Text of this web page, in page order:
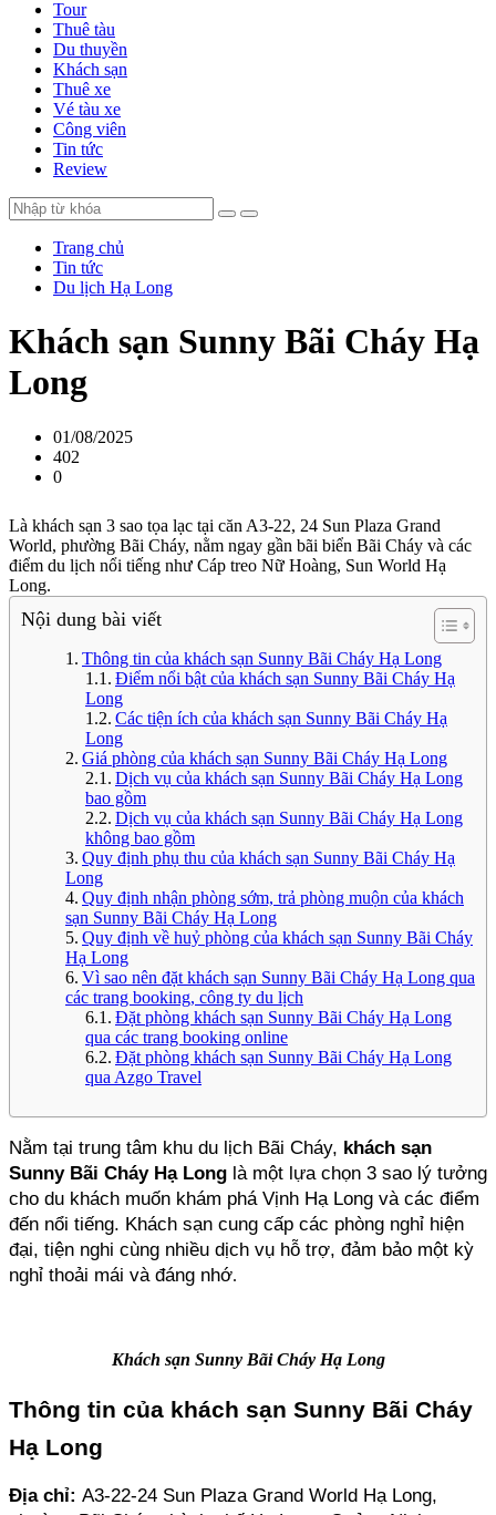
Tour
Thuê tàu
Du thuyền
Khách sạn
Thuê xe
Vé tàu xe
Công viên
Tin tức
Review
Trang chủ
Tin tức
Du lịch Hạ Long
Khách sạn Sunny Bãi Cháy Hạ
Long
01/08/2025
402
0
Là khách sạn 3 sao tọa lạc tại căn A3-22, 24 Sun Plaza Grand
World, phường Bãi Cháy, nằm ngay gần bãi biển Bãi Cháy và các
điểm du lịch nổi tiếng như Cáp treo Nữ Hoàng, Sun World Hạ
Long.
Nội dung bài viết
Thông tin của khách sạn Sunny Bãi Cháy Hạ Long
Điểm nổi bật của khách sạn Sunny Bãi Cháy Hạ
Long
Các tiện ích của khách sạn Sunny Bãi Cháy Hạ
Long
Giá phòng của khách sạn Sunny Bãi Cháy Hạ Long
Dịch vụ của khách sạn Sunny Bãi Cháy Hạ Long
bao gồm
Dịch vụ của khách sạn Sunny Bãi Cháy Hạ Long
không bao gồm
Quy định phụ thu của khách sạn Sunny Bãi Cháy Hạ
Long
Quy định nhận phòng sớm, trả phòng muộn của khách
sạn Sunny Bãi Cháy Hạ Long
Quy định về huỷ phòng của khách sạn Sunny Bãi Cháy
Hạ Long
Vì sao nên đặt khách sạn Sunny Bãi Cháy Hạ Long qua
các trang booking, công ty du lịch
Đặt phòng khách sạn Sunny Bãi Cháy Hạ Long
qua các trang booking online
Đặt phòng khách sạn Sunny Bãi Cháy Hạ Long
qua Azgo Travel
Nằm tại trung tâm khu du lịch Bãi Cháy, khách sạn
Sunny Bãi Cháy Hạ Long là một lựa chọn 3 sao lý tưởng
cho du khách muốn khám phá Vịnh Hạ Long và các điểm
đến nổi tiếng. Khách sạn cung cấp các phòng nghỉ hiện
đại, tiện nghi cùng nhiều dịch vụ hỗ trợ, đảm bảo một kỳ
nghỉ thoải mái và đáng nhớ.
Khách sạn Sunny Bãi Cháy Hạ Long
Thông tin của khách sạn Sunny Bãi Cháy
Hạ Long
Địa chỉ: A3-22-24 Sun Plaza Grand World Hạ Long,